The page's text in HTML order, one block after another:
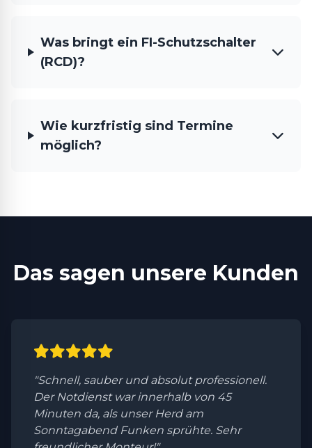
Was bringt ein FI-Schutzschalter
(RCD)?
Wie kurzfristig sind Termine
möglich?
Das sagen unsere Kunden
"Schnell, sauber und absolut professionell.
Der Notdienst war innerhalb von 45
Minuten da, als unser Herd am
Sonntagabend Funken sprühte. Sehr